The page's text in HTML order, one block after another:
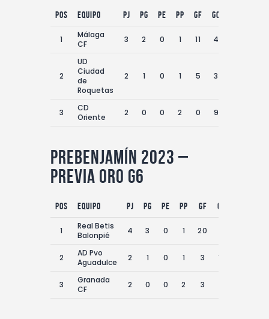
Pos equipo PJ PG PE PP GF GC
1
Málaga
CF
3 2 0 1 11 4
2
UD
Ciudad
de
Roquetas
2 1 0 1 5 3
3
CD
Oriente
2 0 0 2 0 9
Prebenjamín 2023 –
Previa Oro G6
Pos equipo PJ PG PE PP GF GC
1
Real Betis
Balonpié
4 3 0 1 20
2
AD Pvo
Aguadulce
2 1 0 1 3 13
3
Granada
CF
2 0 0 2 3